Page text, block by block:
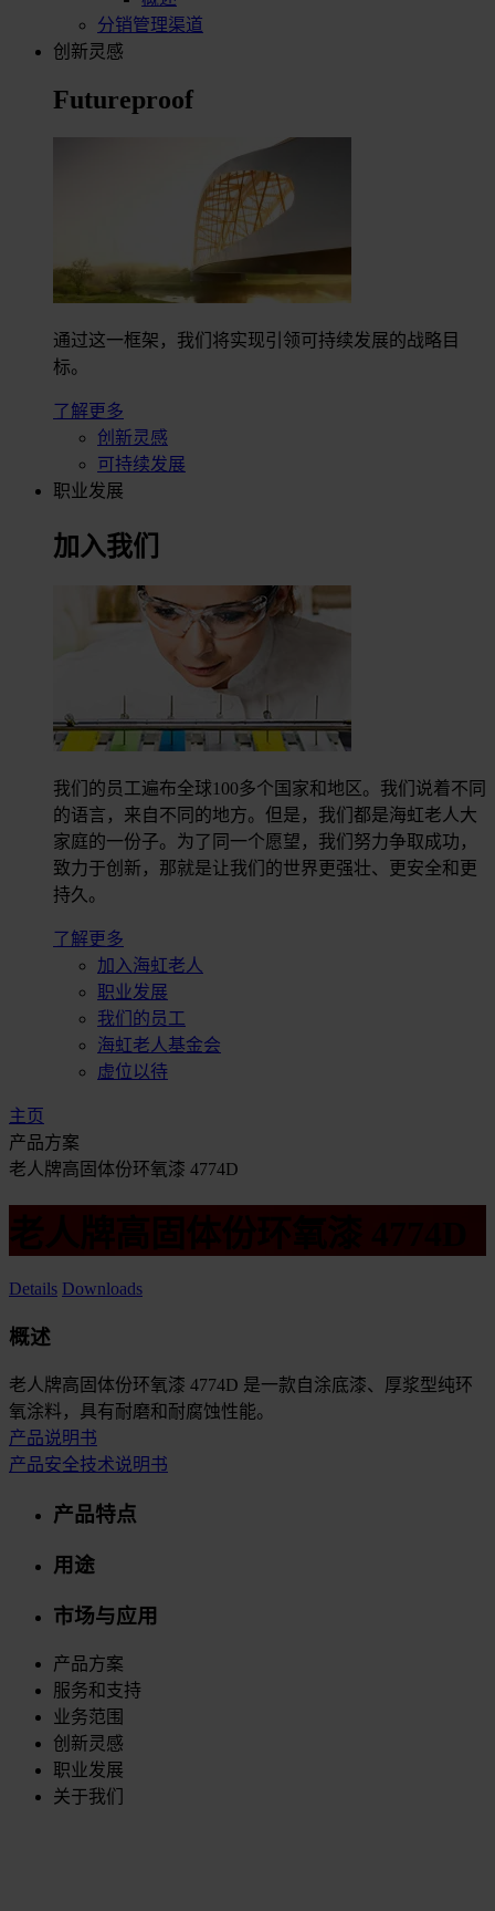
分销管理渠道
创新灵感
Futureproof
通过这一框架，我们将实现引领可持续发展的战略目
标。
了解更多
创新灵感
可持续发展
职业发展
加入我们
我们的员工遍布全球100多个国家和地区。我们说着不同
的语言，来自不同的地方。但是，我们都是海虹老人大
家庭的一份子。为了同一个愿望，我们努力争取成功，
致力于创新，那就是让我们的世界更强壮、更安全和更
持久。
了解更多
加入海虹老人
职业发展
我们的员工
海虹老人基金会
虚位以待
主页
产品方案
老人牌高固体份环氧漆 4774D
老人牌高固体份环氧漆 4774D
Details Downloads
概述
老人牌高固体份环氧漆 4774D 是一款自涂底漆、厚浆型纯环
氧涂料，具有耐磨和耐腐蚀性能。
产品说明书
产品安全技术说明书
产品特点
用途
市场与应用
产品方案
服务和支持
业务范围
创新灵感
职业发展
关于我们